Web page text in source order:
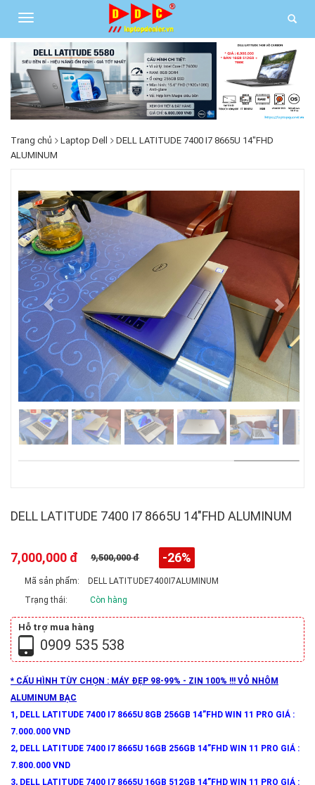
Trang chủ Laptop Dell
DELL LATITUDE 7400 I7 8665U 14"FHD
ALUMINUM
DELL LATITUDE 7400 I7 8665U 14"FHD ALUMINUM
7,000,000 đ 9,500,000 đ -26%
Mã sản phẩm:
DELL LATITUDE7400I7ALUMINUM
Trạng thái:
Còn hàng
Hỗ trợ mua hàng
0909 535 538
* CẤU HÌNH TÙY CHỌN : MÁY ĐẸP 98-99% - ZIN 100% !!! VỎ NHÔM
ALUMINUM BẠC
1, DELL LATITUDE 7400 I7 8665U 8GB 256GB 14”FHD WIN 11 PRO GIÁ :
7.000.000 VND
2, DELL LATITUDE 7400 I7 8665U 16GB 256GB 14”FHD WIN 11 PRO GIÁ :
7.800.000 VND
3, DELL LATITUDE 7400 I7 8665U 16GB 512GB 14”FHD WIN 11 PRO GIÁ :